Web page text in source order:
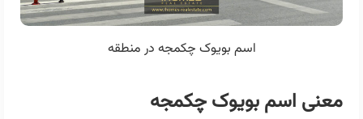
اسم بویوک چکمجه در منطقه
معنی اسم بویوک چکمجه